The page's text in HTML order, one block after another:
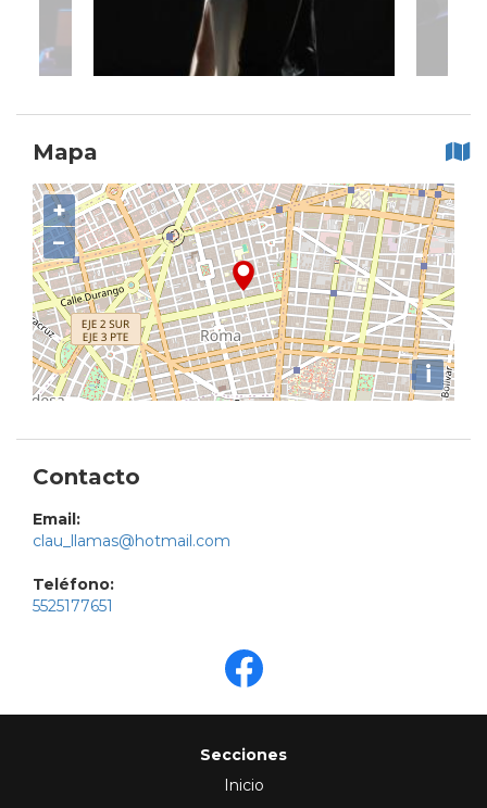
Mapa
+
−
i
Contacto
Email:
clau_llamas@hotmail.com
Teléfono:
5525177651
Secciones
Inicio